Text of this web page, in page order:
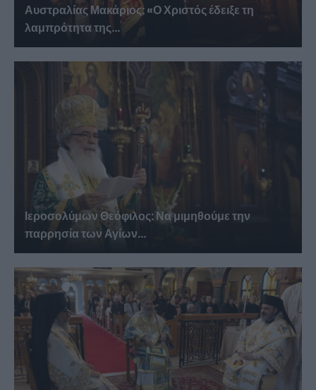
Αυστραλίας Μακάριος: «Ο Χριστός έδειξε τη
λαμπρότητα της...
Ιεροσολύμων Θεόφιλος: Να μιμηθούμε την
παρρησία των Αγίων...